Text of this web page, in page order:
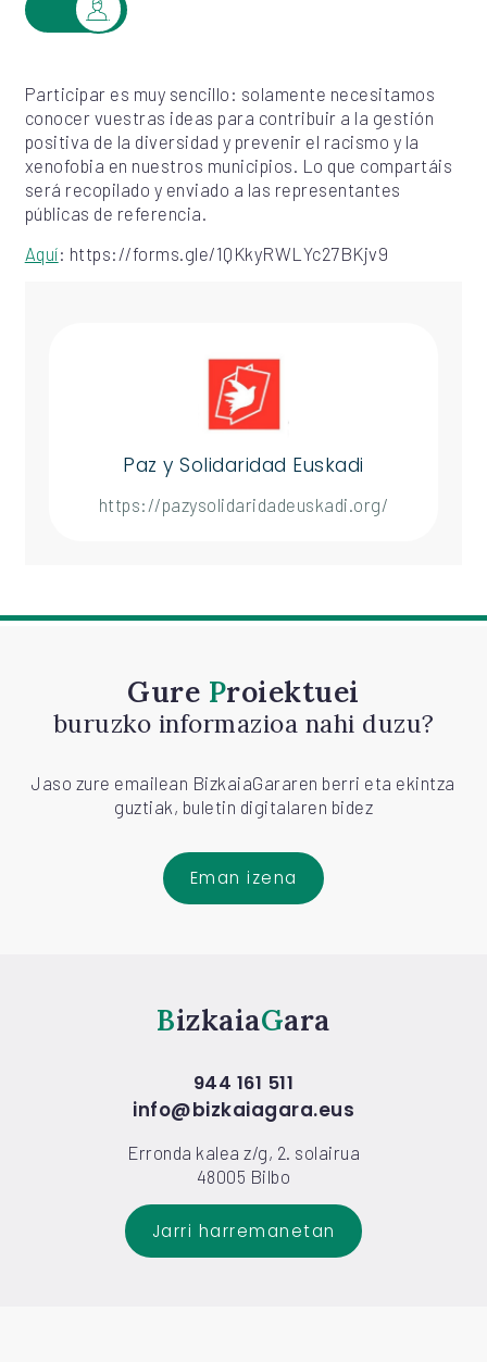
Participar es muy sencillo: solamente necesitamos
conocer vuestras ideas para contribuir a la gestión
positiva de la diversidad y prevenir el racismo y la
xenofobia en nuestros municipios. Lo que compartáis
será recopilado y enviado a las representantes
públicas de referencia.
Aquí: https://forms.gle/1QKkyRWLYc27BKjv9
Paz y Solidaridad Euskadi
https://pazysolidaridadeuskadi.org/
Gure Proiektuei
buruzko informazioa nahi duzu?
Jaso zure emailean BizkaiaGararen berri eta ekintza
guztiak, buletin digitalaren bidez
Eman izena
Bizkaia Gara
944 161 511
info@bizkaiagara.eus
Erronda kalea z/g, 2. solairua
48005 Bilbo
Jarri harremanetan